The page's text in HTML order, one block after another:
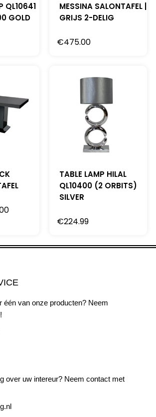
QL10641
GOLD
MESSINA SALONTAFEL |
GRIJS 2-DELIG
€475.00
TABLE LAMP HILAL
QL10400 (2 ORBITS)
SILVER
€224.99
één van onze producten? Neem
over uw intereur? Neem contact met